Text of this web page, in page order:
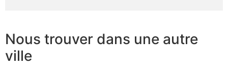
Nous trouver dans une autre
ville